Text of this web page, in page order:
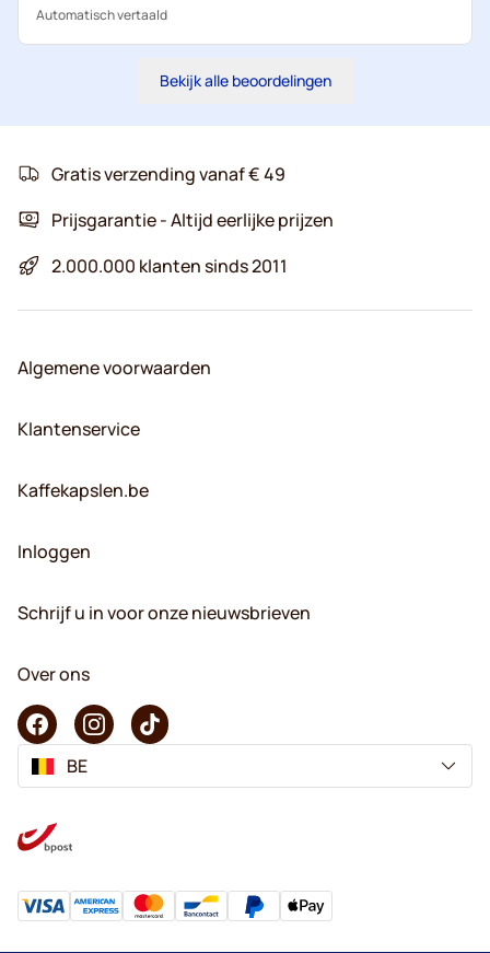
Automatisch vertaald
Bekijk alle beoordelingen
Gratis verzending vanaf € 49
Prijsgarantie - Altijd eerlijke prijzen
2.000.000 klanten sinds 2011
Algemene voorwaarden
Klantenservice
Kaffekapslen.be
Inloggen
Schrijf u in voor onze nieuwsbrieven
Over ons
BE